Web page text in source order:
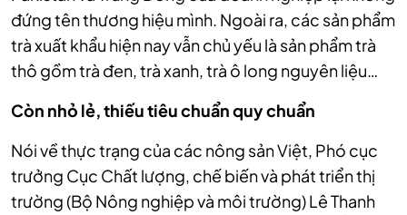
đứng tên thương hiệu mình. Ngoài ra, các sản phẩm
trà xuất khẩu hiện nay vẫn chủ yếu là sản phẩm trà
thô gồm trà đen, trà xanh, trà ô long nguyên liệu…
Còn nhỏ lẻ, thiếu tiêu chuẩn quy chuẩn
Nói về thực trạng của các nông sản Việt, Phó cục
trưởng Cục Chất lượng, chế biến và phát triển thị
trường (Bộ Nông nghiệp và môi trường) Lê Thanh